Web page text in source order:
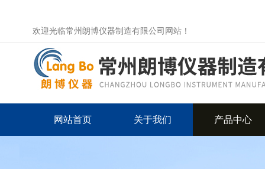
欢迎光临常州朗博仪器制造有限公司网站！
网站首页 关于我们 产品中心